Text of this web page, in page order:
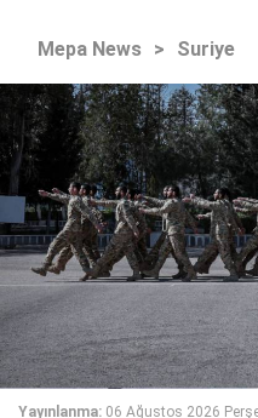
Mepa News > Suriye
Yayınlanma: 06 Ağustos 2026